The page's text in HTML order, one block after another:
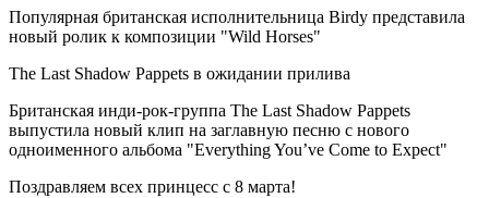
Популярная британская исполнительница Birdy представила
новый ролик к композиции "Wild Horses"
The Last Shadow Pappets в ожидании прилива
Британская инди-рок-группа The Last Shadow Pappets
выпустила новый клип на заглавную песню с нового
одноименного альбома "Everything You’ve Come to Expect"
Поздравляем всех принцесс с 8 марта!